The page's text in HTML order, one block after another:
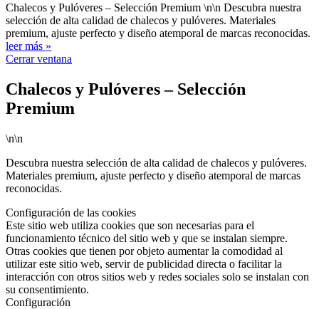
Chalecos y Pulóveres – Selección Premium \n\n Descubra nuestra
selección de alta calidad de chalecos y pulóveres. Materiales
premium, ajuste perfecto y diseño atemporal de marcas reconocidas.
leer más »
Cerrar ventana
Chalecos y Pulóveres – Selección
Premium
\n\n
Descubra nuestra selección de alta calidad de chalecos y pulóveres.
Materiales premium, ajuste perfecto y diseño atemporal de marcas
reconocidas.
Configuración de las cookies
Este sitio web utiliza cookies que son necesarias para el
funcionamiento técnico del sitio web y que se instalan siempre.
Otras cookies que tienen por objeto aumentar la comodidad al
utilizar este sitio web, servir de publicidad directa o facilitar la
interacción con otros sitios web y redes sociales solo se instalan con
su consentimiento.
Configuración